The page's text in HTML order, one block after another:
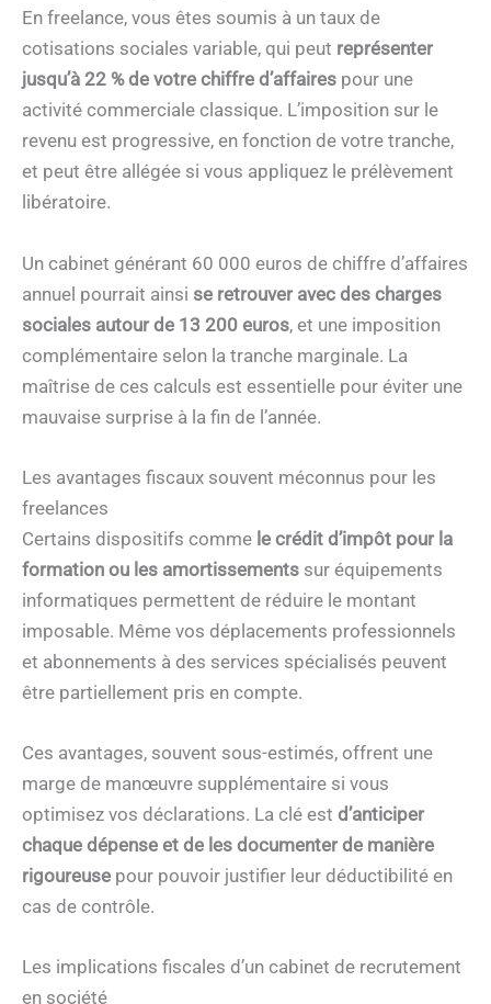
En freelance, vous êtes soumis à un taux de
cotisations sociales variable, qui peut représenter
jusqu’à 22 % de votre chiffre d’affaires pour une
activité commerciale classique. L’imposition sur le
revenu est progressive, en fonction de votre tranche,
et peut être allégée si vous appliquez le prélèvement
libératoire.
Un cabinet générant 60 000 euros de chiffre d’affaires
annuel pourrait ainsi se retrouver avec des charges
sociales autour de 13 200 euros, et une imposition
complémentaire selon la tranche marginale. La
maîtrise de ces calculs est essentielle pour éviter une
mauvaise surprise à la fin de l’année.
Les avantages fiscaux souvent méconnus pour les
freelances
Certains dispositifs comme le crédit d’impôt pour la
formation ou les amortissements sur équipements
informatiques permettent de réduire le montant
imposable. Même vos déplacements professionnels
et abonnements à des services spécialisés peuvent
être partiellement pris en compte.
Ces avantages, souvent sous-estimés, offrent une
marge de manœuvre supplémentaire si vous
optimisez vos déclarations. La clé est d’anticiper
chaque dépense et de les documenter de manière
rigoureuse pour pouvoir justifier leur déductibilité en
cas de contrôle.
Les implications fiscales d’un cabinet de recrutement
en société